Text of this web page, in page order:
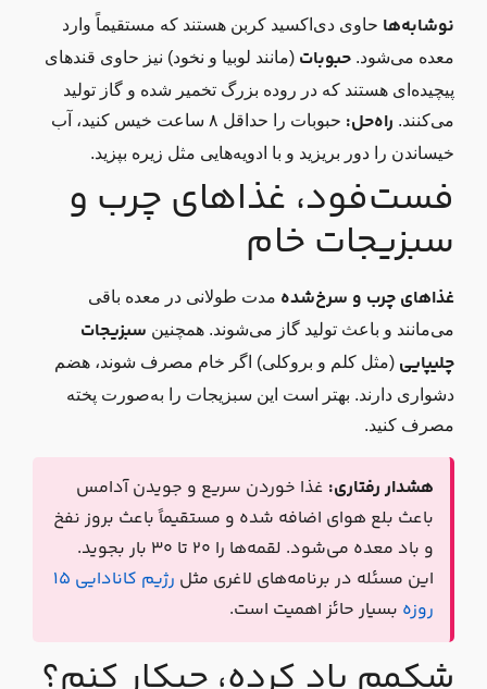
نوشابه‌هاحاوی دی‌اکسید کربن هستند که مستقیماً وارد
معده می‌شود.حبوبات(مانند لوبیا و نخود) نیز حاوی قندهای
پیچیده‌ای هستند که در روده بزرگ تخمیر شده و گاز تولید
می‌کنند.راه‌حل:
حبوبات را حداقل ۸ ساعت خیس کنید، آب
خیساندن را دور بریزید و با ادویه‌هایی مثل زیره بپزید.
فست‌فود، غذاهای چرب و
سبزیجات خام
غذاهای چرب و سرخ‌شدهمدت طولانی در معده باقی
می‌مانند و باعث تولید گاز می‌شوند. همچنینسبزیجات
چلیپایی(مثل کلم و بروکلی) اگر خام مصرف شوند، هضم
دشواری دارند. بهتر است این سبزیجات را به‌صورت پخته
مصرف کنید.
هشدار رفتاری:غذا خوردن سریع و جویدن آدامس
باعث بلع هوای اضافه شده و مستقیماً باعث بروز نفخ
و باد معده می‌شود. لقمه‌ها را ۲۰ تا ۳۰ بار بجوید.
این مسئله در برنامه‌های لاغری مثل
رژیم کانادایی ۱۵
روزهبسیار حائز اهمیت است.